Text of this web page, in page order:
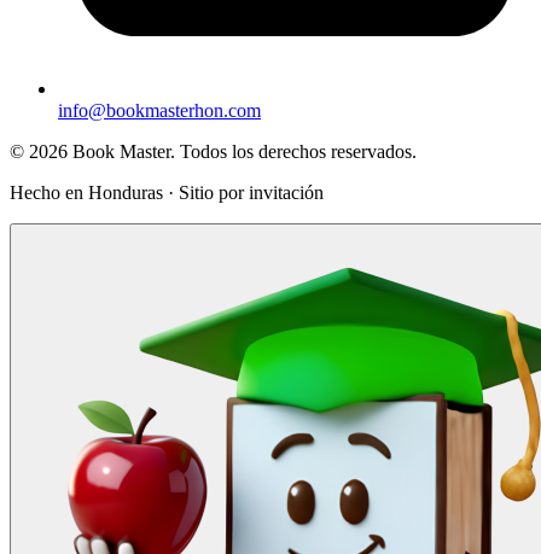
info@bookmasterhon.com
© 2026 Book Master. Todos los derechos reservados.
Hecho en Honduras · Sitio por invitación